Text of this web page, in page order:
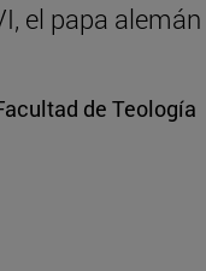
el papa alemán
de Teología